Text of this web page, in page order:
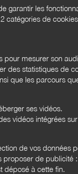
et en
de
garantir les
catégories de
pour mesurer son
des statistiques de
que les parcours
ses vidéos.
vidéos intégrées sur
de vos données
de publicité
déposé à cette fin.